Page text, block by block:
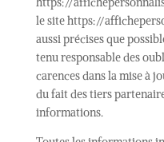
le site https://
aussi précises que
tenu responsable des
carences dans la mise à
du fait des tiers
informations.